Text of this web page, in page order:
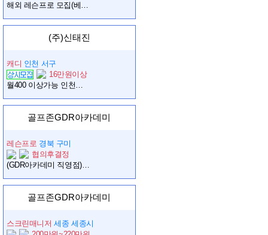
해외 레슨프로 모집(베트남 하노이)
(주)신태진
캐디 인천 서구
16만원이상
월400 이상가능 인천국제컨트리클럽 골프캐디 모집 신입환영 주부가능
골프존GDR아카데미
레슨프로 경북 구미
협의후결정
(GDR아카데미 직영점)구미 구포점 레슨프로 모집합니다.(회원수 500명 이상)
골프존GDR아카데미
스크린매니저 세종 세종시